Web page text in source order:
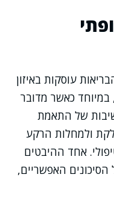
עוסקות באיזון
במיוחד כאשר מדובר
של התאמת
ולמחלות הרקע
אחד ההיבטים
הסיכונים האפשריים,